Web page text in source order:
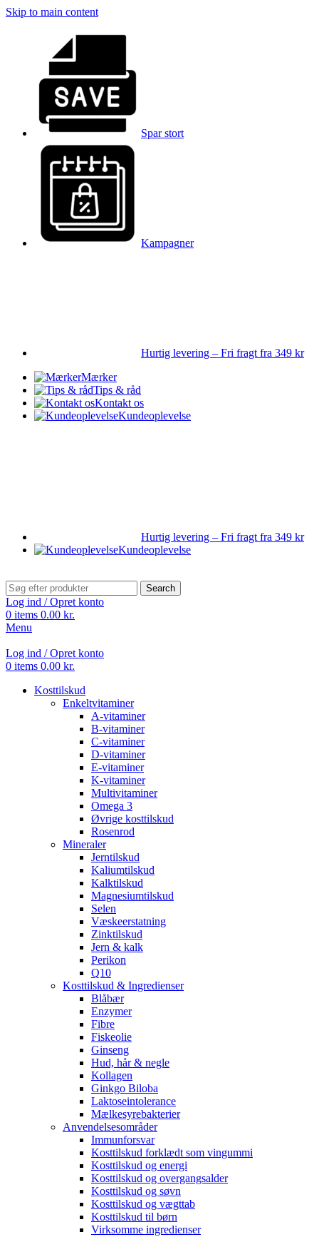
Skip to main content
Spar stort
Kampagner
Hurtig levering – Fri fragt fra 349 kr
Mærker
Tips & råd
Kontakt os
Kundeoplevelse
Hurtig levering – Fri fragt fra 349 kr
Kundeoplevelse
Search
Log ind / Opret konto
0 items 0.00 kr.
Menu
Log ind / Opret konto
0 items 0.00 kr.
Kosttilskud
Enkeltvitaminer
A-vitaminer
B-vitaminer
C-vitaminer
D-vitaminer
E-vitaminer
K-vitaminer
Multivitaminer
Omega 3
Øvrige kosttilskud
Rosenrod
Mineraler
Jerntilskud
Kaliumtilskud
Kalktilskud
Magnesiumtilskud
Selen
Væskeerstatning
Zinktilskud
Jern & kalk
Perikon
Q10
Kosttilskud & Ingredienser
Blåbær
Enzymer
Fibre
Fiskeolie
Ginseng
Hud, hår & negle
Kollagen
Ginkgo Biloba
Laktoseintolerance
Mælkesyrebakterier
Anvendelsesområder
Immunforsvar
Kosttilskud forklædt som vingummi
Kosttilskud og energi
Kosttilskud og overgangsalder
Kosttilskud og søvn
Kosttilskud og vægttab
Kosttilskud til børn
Virksomme ingredienser